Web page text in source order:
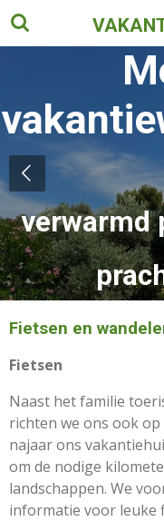
Ga
hoofdinhoud
verwarmd
Fietsen en
Fietsen
Naast het familie
richten we ons ook
najaar ons
om de nodige
landschappen. We
informatie voor leuke